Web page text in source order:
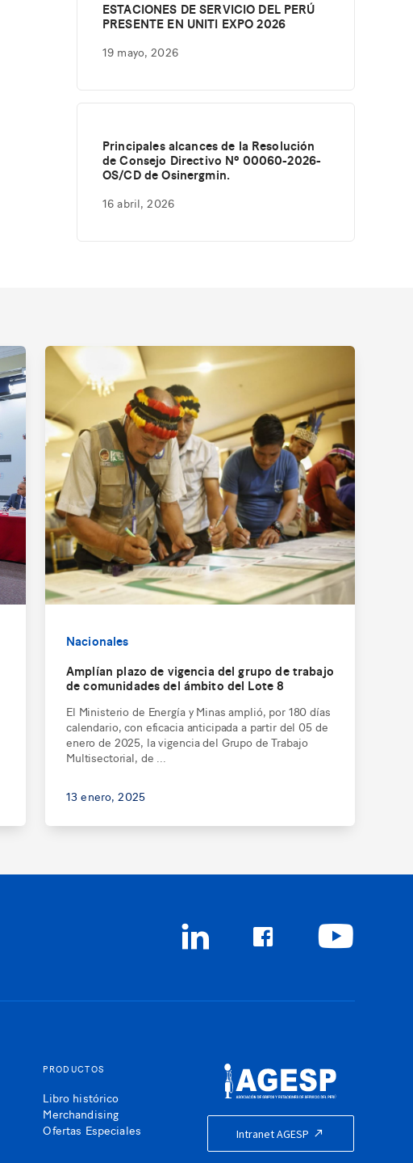
ESTACIONES DE SERVICIO DEL PERÚ
PRESENTE EN UNITI EXPO 2026
19 mayo, 2026
Principales alcances de la Resolución
de Consejo Directivo Nº 00060-2026-
OS/CD de Osinergmin.
16 abril, 2026
Nacionales
Amplían plazo de vigencia del grupo de trabajo
de comunidades del ámbito del Lote 8
El Ministerio de Energía y Minas amplió, por 180 días
calendario, con eficacia anticipada a partir del 05 de
enero de 2025, la vigencia del Grupo de Trabajo
Multisectorial, de ...
13 enero, 2025
PRODUCTOS
Libro histórico
Merchandising
Ofertas Especiales
Intranet AGESP